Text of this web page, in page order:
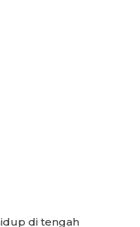
di tengah